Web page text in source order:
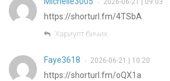
• 2026-06-21 | 09:03
https://shorturl.fm/4TSbA
Хариулт бичих
Faye3618 • 2026-06-21 | 10:20
https://shorturl.fm/oQX1a